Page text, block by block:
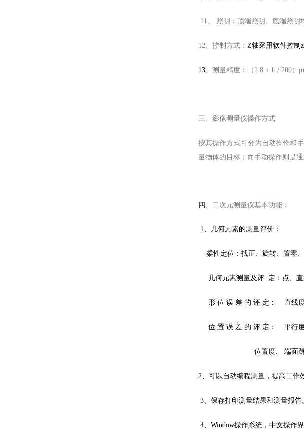
11、 照明：顶端照明、底端照明
12、控制方式： Z轴采用软件控制
13、 测量精度：（2.8 + L / 200）
三、 影像测量仪操作方式
按其操作方式可分为自动操作和
量物体的目标；而手动操作则是
四、 二次元测量仪基本功能：
1、几何元素的测量评价：
柔性定位：找正、旋转、置零、
几何元素测量及评 定：点、直
形 位 误 差 的 评 定： 直线度
位 置 误 差 的 评 定： 平行度
位置度、 端面跳动、
2、可以自动编程测量，提高工作
3、保存打印测量结果和测量报告
4、Window操作系统，中文操作